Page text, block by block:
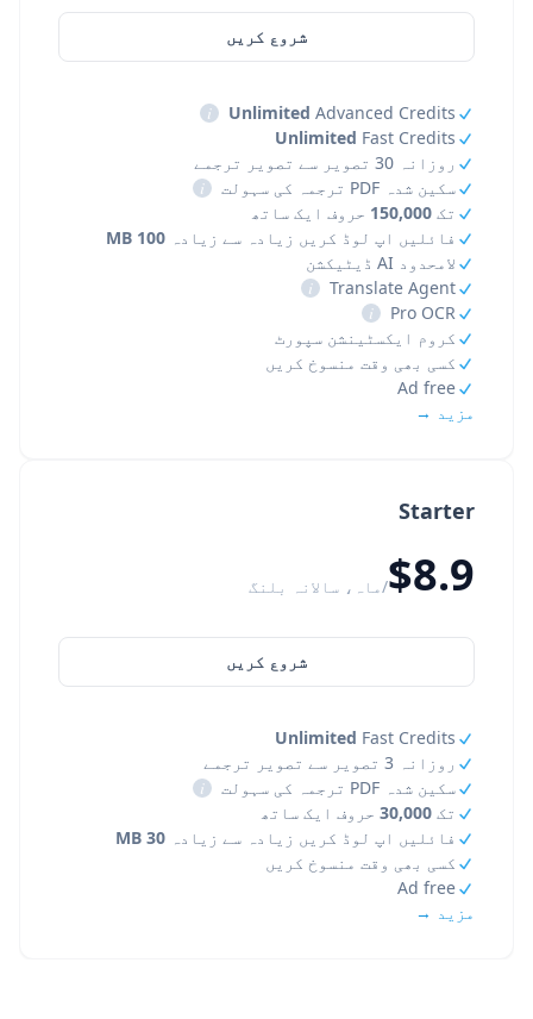
Starter
$8.9/ماہ، سالانہ بلنگ
شروع کریں
Unlimited Fast Credits
روزانہ 3 تصویر سے تصویر ترجمے
سکین شدہ PDF ترجمہ کی سہولت
i
تک 30,000 حروف ایک ساتھ
فائلیں اپ لوڈ کریں زیادہ سے زیادہ 30 MB
کسی بھی وقت منسوخ کریں
Ad free
مزید →
شروع کریں
Unlimited Advanced Credits
i
Unlimited Fast Credits
روزانہ 30 تصویر سے تصویر ترجمے
سکین شدہ PDF ترجمہ کی سہولت
i
تک 150,000 حروف ایک ساتھ
فائلیں اپ لوڈ کریں زیادہ سے زیادہ 100 MB
لامحدود AI ڈیٹیکشن
Translate Agent
i
Pro OCR
i
کروم ایکسٹینشن سپورٹ
کسی بھی وقت منسوخ کریں
Ad free
مزید →